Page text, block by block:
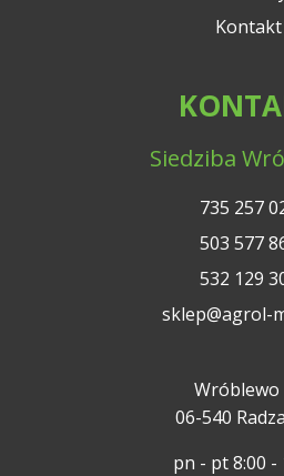
Kontakt
Siedziba
735 257
503 577
532 129
sklep@agrol-
Wróblewo
06-540
pn - pt 8:00 -